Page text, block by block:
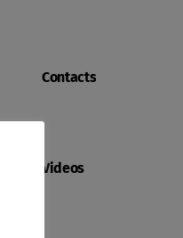
Contacts
Videos